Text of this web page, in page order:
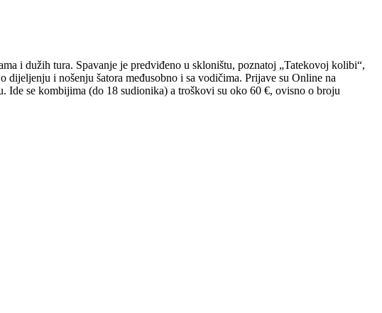
i dužih tura. Spavanje je predviđeno u skloništu, poznatoj „Tatekovoj kolibi“,
i nošenju šatora međusobno i sa vodičima. Prijave su Online na
Ide se kombijima (do 18 sudionika) a troškovi su oko 60 €, ovisno o broju